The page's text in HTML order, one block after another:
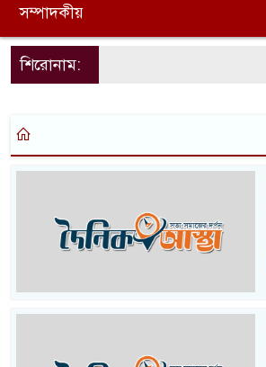
সম্পাদকীয়
শিরোনাম: